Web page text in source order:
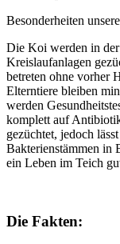
Besonderheiten
Die Koi werden in der
Kreislaufanlagen
betreten ohne vorher
Elterntiere bleiben
werden
komplett auf
gezüchtet, jedoch
Bakterienstämmen in
ein Leben im Teich
Die Fakten: